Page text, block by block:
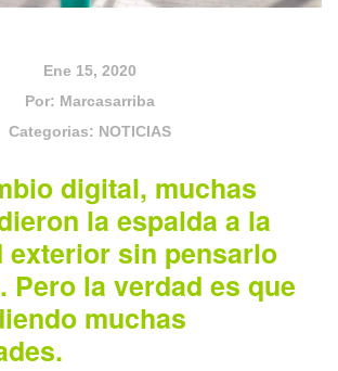
Ene 15, 2020
Por: Marcasarriba
Categorias: NOTICIAS
digital, muchas
la espalda a la
exterior sin pensarlo
Pero la verdad es que
muchas